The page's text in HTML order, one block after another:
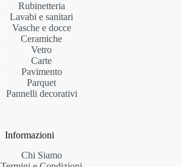
Rubinetteria
Lavabi e sanitari
Vasche e docce
Ceramiche
Vetro
Carte
Pavimento
Parquet
Pannelli decorativi
Informazioni
Chi Siamo